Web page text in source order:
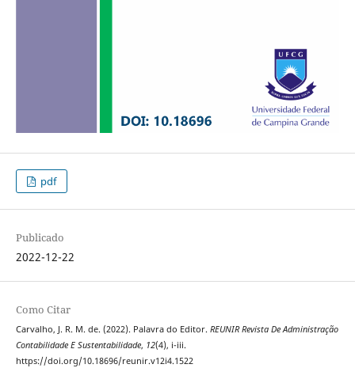
pdf
Publicado
2022-12-22
Como Citar
Carvalho, J. R. M. de. (2022). Palavra do Editor. REUNIR Revista De Administração
Contabilidade E Sustentabilidade, 12(4), i-iii.
https://doi.org/10.18696/reunir.v12i4.1522